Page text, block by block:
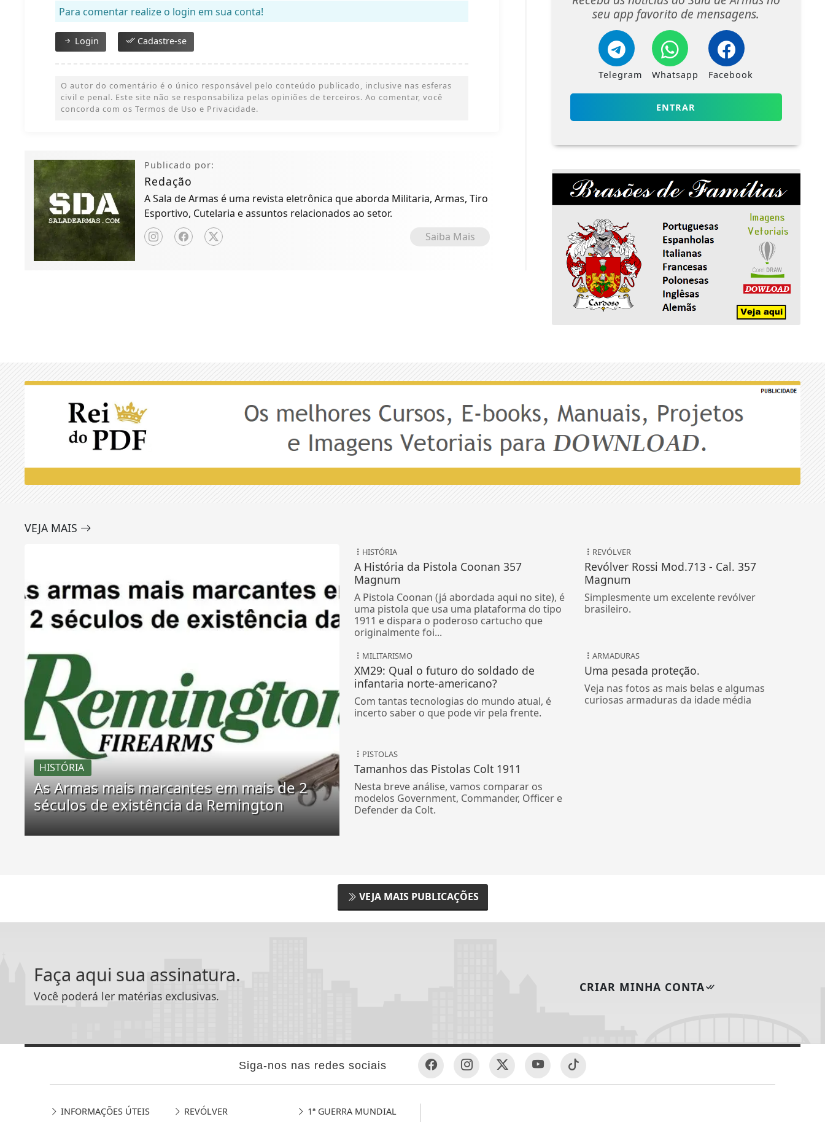
Para comentar realize o login em sua conta!
Login Cadastre-se
O autor do comentário é o único responsável pelo conteúdo publicado, inclusive nas esferas
civil e penal. Este site não se responsabiliza pelas opiniões de terceiros. Ao comentar, você
concorda com os Termos de Uso e Privacidade.
Publicado por:
Redação
A Sala de Armas é uma revista eletrônica que aborda Militaria, Armas, Tiro
Esportivo, Cutelaria e assuntos relacionados ao setor.
Saiba Mais
seu app favorito de mensagens.
Telegram Whatsapp Facebook
ENTRAR
VEJA MAIS
HISTÓRIA
As Armas mais marcantes em mais de 2
séculos de existência da Remington
HISTÓRIA
A História da Pistola Coonan 357
Magnum
A Pistola Coonan (já abordada aqui no site), é
uma pistola que usa uma plataforma do tipo
1911 e dispara o poderoso cartucho que
originalmente foi...
REVÓLVER
Revólver Rossi Mod.713 - Cal. 357
Magnum
Simplesmente um excelente revólver
brasileiro.
MILITARISMO
XM29: Qual o futuro do soldado de
infantaria norte-americano?
Com tantas tecnologias do mundo atual, é
incerto saber o que pode vir pela frente.
ARMADURAS
Uma pesada proteção.
Veja nas fotos as mais belas e algumas
curiosas armaduras da idade média
PISTOLAS
Tamanhos das Pistolas Colt 1911
Nesta breve análise, vamos comparar os
modelos Government, Commander, Officer e
Defender da Colt.
VEJA MAIS PUBLICAÇÕES
Faça aqui sua assinatura.
Você poderá ler matérias exclusivas.
CRIAR MINHA CONTA
Siga-nos nas redes sociais
INFORMAÇÕES ÚTEIS REVÓLVER 1ª GUERRA MUNDIAL